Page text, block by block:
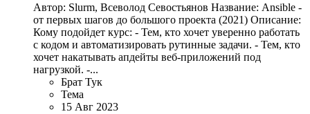
Автор: Slurm, Всеволод Севостьянов Название: Ansible -
от первых шагов до большого проекта (2021) Описание:
Кому подойдет курс: - Тем, кто хочет уверенно работать
с кодом и автоматизировать рутинные задачи. - Тем, кто
хочет накатывать апдейты веб-приложений под
нагрузкой. -...
Брат Тук
Тема
15 Авг 2023